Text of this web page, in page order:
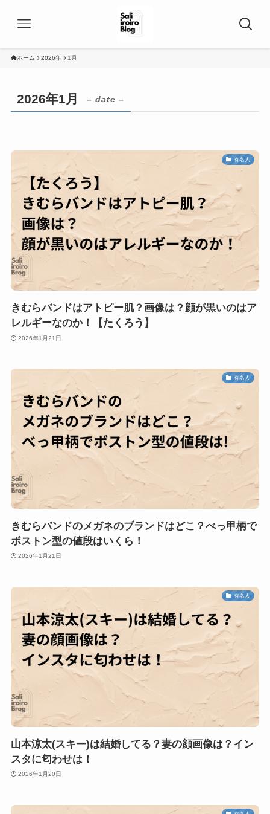
ホーム 2026年 1月
2026年1月 – date –
有名人
きむらバンドはアトピー肌？画像は？顔が黒いのはア
レルギーなのか！【たくろう】
2026年1月21日
有名人
きむらバンドのメガネのブランドはどこ？べっ甲柄で
ボストン型の値段はいくら！
2026年1月21日
有名人
山本涼太(スキー)は結婚してる？妻の顔画像は？イン
スタに匂わせは！
2026年1月20日